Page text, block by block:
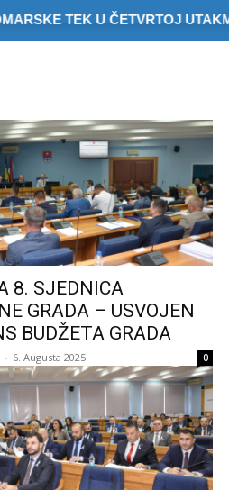
TEK U ČETVRTOJ UTAKMICI
8. SJEDNICA
GRADA – USVOJEN
BUDŽETA GRADA
- 6. Augusta 2025. 0